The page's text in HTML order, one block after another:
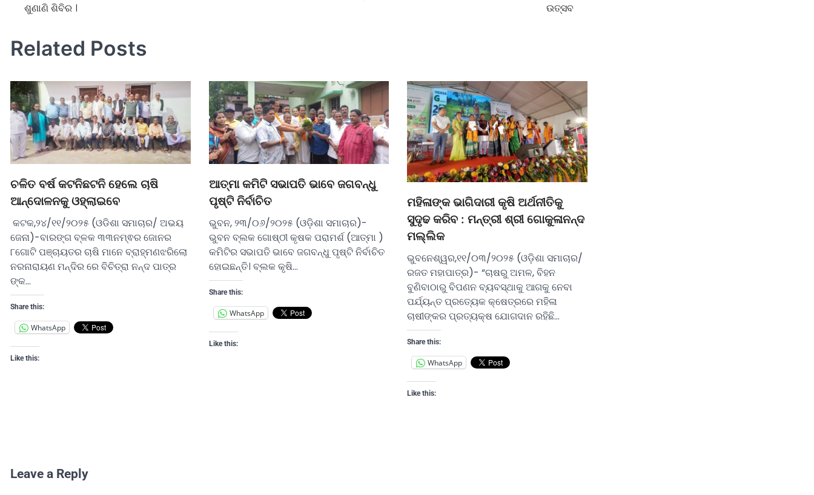
ଶୁଣାଣି ଶିବିର ।
ଉତ୍ସବ
Related Posts
ଚଳିତ ବର୍ଷ କଟନିଛଟନି ହେଲେ ଚାଷି
ଆନ୍ଦୋଳନକୁ ଓହ୍ଲାଇବେ
କଟକ,୨୪/୧୧/୨୦୨୫ (ଓଡିଶା ସମାଚାର/ ଅଭୟ
ଜେନା)-ବାରଙ୍ଗ ବ୍ଳକ ୩୩ନମ୍ଵର ଜୋନର
୮ଗୋଟି ପଞ୍ଚାୟତର ଚାଷି ମାନେ ବ୍ରାହ୍ମଣଝରିଲୋ
ନରନାରାୟଣ ମନ୍ଦିର ରେ ବିଚିତ୍ରା ନନ୍ଦ ପାତ୍ର
ଙ୍କ…
Share this:
WhatsApp
Like this:
ଆତ୍ମା କମିଟି ସଭାପତି ଭାବେ ଜଗବନ୍ଧୁ
ପୃଷ୍ଟି ନିର୍ବାଚିତ
ଭୁବନ, ୨୩/୦୬/୨୦୨୫ (ଓଡ଼ିଶା ସମାଚାର)-
ଭୁବନ ବ୍ଲକ ଗୋଷ୍ଠୀ କୃଷକ ପରାମର୍ଶ (ଆତ୍ମା )
କମିଟିର ସଭାପତି ଭାବେ ଜଗବନ୍ଧୁ ପୃଷ୍ଟି ନିର୍ବାଚିତ
ହୋଇଛନ୍ତି। ବ୍ଲକ କୃଷି…
Share this:
WhatsApp
Like this:
ମହିଳାଙ୍କ ଭାଗିଦାରୀ କୃଷି ଅର୍ଥନୀତିକୁ
ସୁଦୃଢ କରିବ : ମନ୍ତ୍ରୀ ଶ୍ରୀ ଗୋକୁଳାନନ୍ଦ
ମଲ୍ଲିକ
ଭୁବନେଶ୍ୱର,୧୧/୦୩/୨୦୨୫ (ଓଡ଼ିଶା ସମାଚାର/
ରଜତ ମହାପାତ୍ର)- “ଚାଷରୁ ଅମଳ, ବିହନ
ବୁଣିବାଠାରୁ ବିପଣନ ବ୍ୟବସ୍ଥାକୁ ଆଗକୁ ନେବା
ପର୍ଯ୍ୟନ୍ତ ପ୍ରତ୍ୟେକ କ୍ଷେତ୍ରରେ ମହିଳା
ଚାଷୀଙ୍କର ପ୍ରତ୍ୟକ୍ଷ ଯୋଗଦାନ ରହିଛି…
Share this:
WhatsApp
Like this:
Leave a Reply